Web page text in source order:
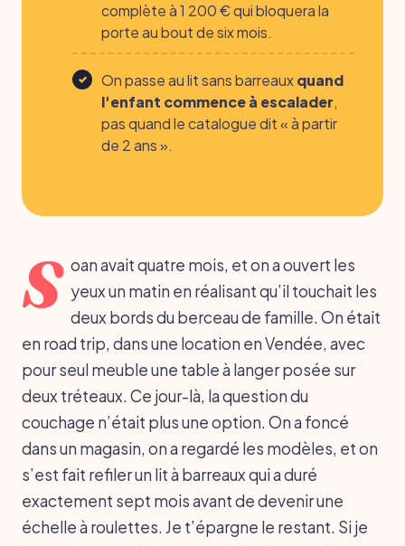
complète à 1 200 € qui bloquera la
porte au bout de six mois.
On passe au lit sans barreauxquand
l'enfant commence à escalader,
pas quand le catalogue dit « à partir
de 2 ans ».
S oan avait quatre mois, et on a ouvert les
yeux un matin en réalisant qu’il touchait les
deux bords du berceau de famille. On était
en road trip, dans une location en Vendée, avec
pour seul meuble une table à langer posée sur
deux tréteaux. Ce jour-là, la question du
couchage n’était plus une option. On a foncé
dans un magasin, on a regardé les modèles, et on
s’est fait refiler un lit à barreaux qui a duré
exactement sept mois avant de devenir une
échelle à roulettes. Je t’épargne le restant. Si je